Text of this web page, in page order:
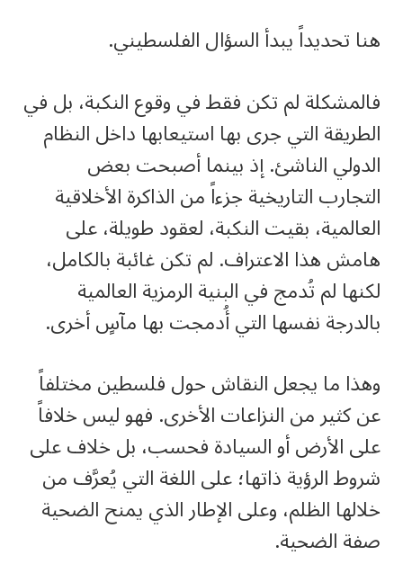
هنا تحديداً يبدأ السؤال الفلسطيني.
فالمشكلة لم تكن فقط في وقوع النكبة، بل في
الطريقة التي جرى بها استيعابها داخل النظام
الدولي الناشئ. إذ بينما أصبحت بعض
التجارب التاريخية جزءاً من الذاكرة الأخلاقية
العالمية، بقيت النكبة، لعقود طويلة، على
هامش هذا الاعتراف. لم تكن غائبة بالكامل،
لكنها لم تُدمج في البنية الرمزية العالمية
بالدرجة نفسها التي أُدمجت بها مآسٍ أخرى.
وهذا ما يجعل النقاش حول فلسطين مختلفاً
عن كثير من النزاعات الأخرى. فهو ليس خلافاً
على الأرض أو السيادة فحسب، بل خلاف على
شروط الرؤية ذاتها؛ على اللغة التي يُعرَّف من
خلالها الظلم، وعلى الإطار الذي يمنح الضحية
صفة الضحية.